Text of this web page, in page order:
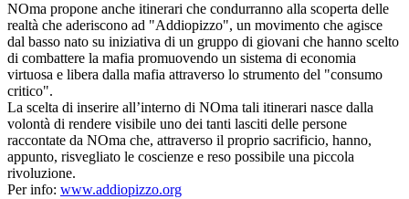
NOma propone anche itinerari che condurranno alla scoperta delle
realtà che aderiscono ad "Addiopizzo", un movimento che agisce
dal basso nato su iniziativa di un gruppo di giovani che hanno scelto
di combattere la mafia promuovendo un sistema di economia
virtuosa e libera dalla mafia attraverso lo strumento del "consumo
critico".
La scelta di inserire all’interno di NOma tali itinerari nasce dalla
volontà di rendere visibile uno dei tanti lasciti delle persone
raccontate da NOma che, attraverso il proprio sacrificio, hanno,
appunto, risvegliato le coscienze e reso possibile una piccola
rivoluzione.
Per info: www.addiopizzo.org